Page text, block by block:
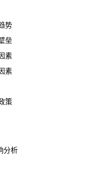
势
垒
素
素
策
析